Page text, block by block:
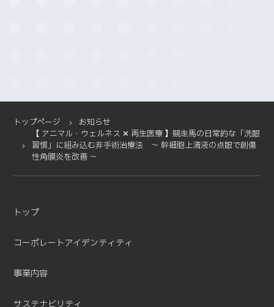
2025-06 (2)
2025-05 (1)
2025-04 (11)
2025-03 (2)
2024-10 (7)
2024-07 (1)
2024-02 (3)
トップページ
お知らせ
【 アニマル・ウェルネス ✕ 再生医療 】競走馬の日常的な「洗眼
習慣」に組み込む非手術治療法 ～ 幹細胞上清液の点眼で創傷
性角膜炎を改善 ～
トップ
コーポレートアイデンティティ
事業内容
サステナビリティ